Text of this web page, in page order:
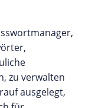
zu verwalten
ausgelegt,